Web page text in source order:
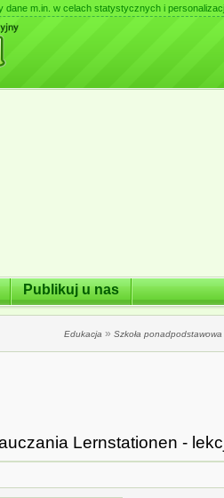
dane m.in. w celach statystycznych i
Publikuj u nas
Edukacja » Szkoła ponadpodstawowa
Lernstationen -